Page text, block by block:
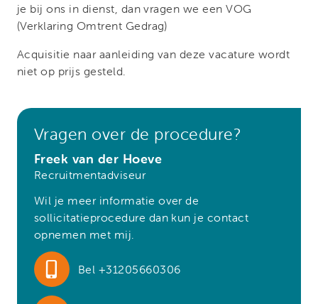
je bij ons in dienst, dan vragen we een VOG
(Verklaring Omtrent Gedrag)
Acquisitie naar aanleiding van deze vacature wordt
niet op prijs gesteld.
Vragen over de procedure?
Freek van der Hoeve
Recruitmentadviseur
Wil je meer informatie over de
sollicitatieprocedure dan kun je contact
opnemen met mij.
Bel +31205660306